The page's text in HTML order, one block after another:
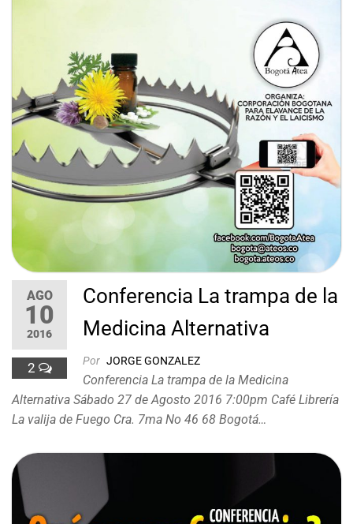
AGO
10
2016
2
Conferencia La trampa de la
Medicina Alternativa
Por JORGE GONZALEZ
Conferencia La trampa de la Medicina
Alternativa Sábado 27 de Agosto 2016 7:00pm Café Librería
La valija de Fuego Cra. 7ma No 46 68 Bogotá…